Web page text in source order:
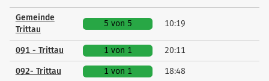
Gemeinde
Trittau
5 von 5 10:19
091 - Trittau 1 von 1 20:11
092- Trittau 1 von 1 18:48